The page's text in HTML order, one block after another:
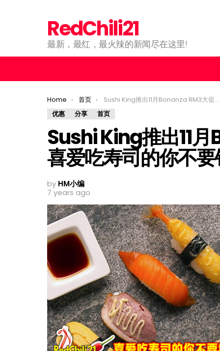
RedChili21
最新，最红，最火辣的新闻尽在这里!
You are here:
Home 首页
Sushi King推出11月Bonanza RM3大促销！喜爱吃寿司的你不要错过啦！
优惠
分享 首页
Sushi King推出11
喜爱吃寿司的你不
by HM小编
7 years ago